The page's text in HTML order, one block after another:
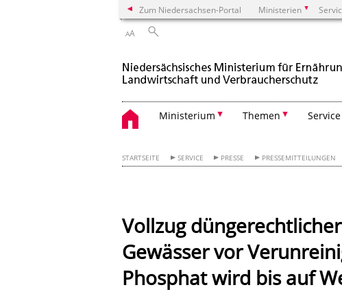
Zum Niedersachsen-Portal Ministerien
AA
Ministerium Themen Service
STARTSEITE SERVICE PRESSE PRESSEMITTEILUNGEN
Vollzug
Gewässer vor
Phosphat wird bis auf